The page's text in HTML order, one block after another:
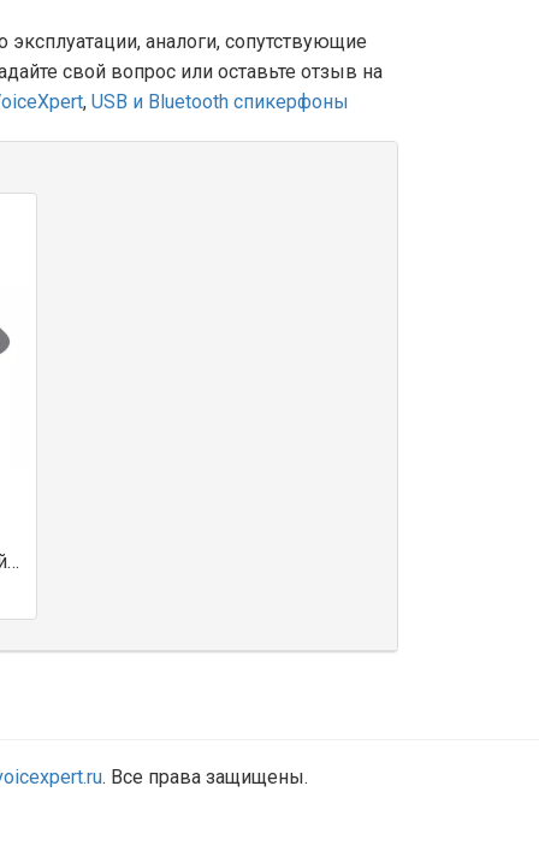
аналоги, сопутствующие
свой вопрос или оставьте отзыв на
, USB и Bluetooth спикерфоны
. Все права защищены.